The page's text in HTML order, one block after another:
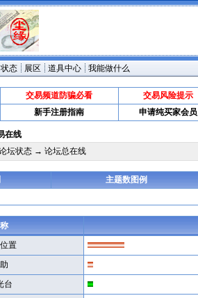
状态 展区 道具中心 我能做什么
交易频道防骗必看 交易风险提示
新手注册指南 申请纯买家会员
在线
坛状态 → 论坛总在线
主题数图例
置
台